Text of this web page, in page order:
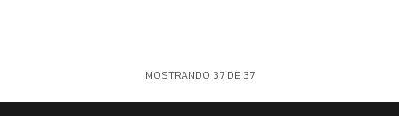
MOSTRANDO 37DE 37